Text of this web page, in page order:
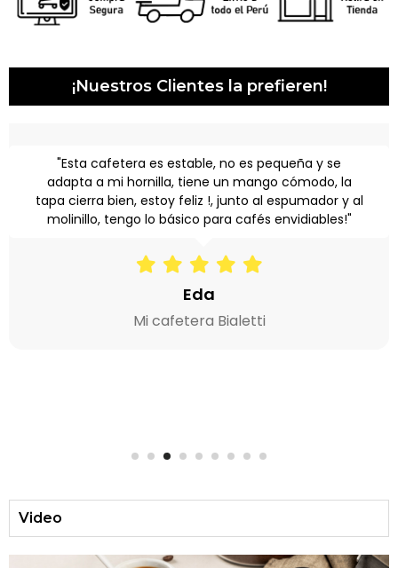
¡Nuestros Clientes la prefieren!
"Esta cafetera es estable, no es pequeña y se
adapta a mi hornilla, tiene un mango cómodo, la
tapa cierra bien, estoy feliz !, junto al espumador y al
molinillo, tengo lo básico para cafés envidiables!"
Eda
Mi cafetera Bialetti
Video